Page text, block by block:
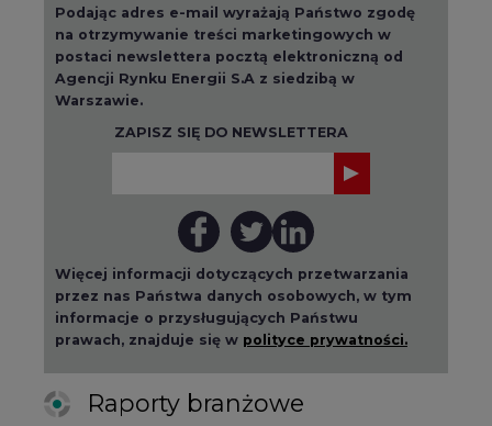
Podając adres e-mail wyrażają Państwo zgodę
na otrzymywanie treści marketingowych w
postaci newslettera pocztą elektroniczną od
Agencji Rynku Energii S.A z siedzibą w
Warszawie.
ZAPISZ SIĘ DO NEWSLETTERA
Więcej informacji dotyczących przetwarzania
przez nas Państwa danych osobowych, w tym
informacje o przysługujących Państwu
prawach, znajduje się w polityce prywatności.
Raporty branżowe